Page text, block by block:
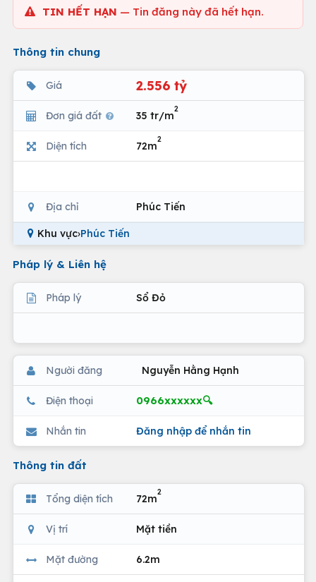
TIN HẾT HẠN — Tin đăng này đã hết hạn.
Thông tin chung
Giá 2.556 tỷ
Đơn giá đất 35 tr/m
2
Diện tích 72m
2
Địa chỉ Phúc Tiến
Khu vực›Phúc Tiến
Pháp lý & Liên hệ
Pháp lý Sổ Đỏ
Người đăng Nguyễn Hằng Hạnh
Điện thoại 0966xxxxxx🔍
Nhắn tin Đăng nhập để nhắn tin
Thông tin đất
Tổng diện tích 72m
2
Vị trí Mặt tiền
Mặt đường 6.2m